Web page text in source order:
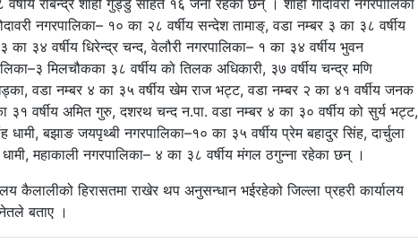
वर्षीय रबिन्द्र शाही गुड्डु सहित १६ जना रहेका छन् । शाही गोदावरी नगरपालिका
नगरपालिका– १० का २८ वर्षीय सन्देश तामाङ्, वडा नम्बर ३ का ३८ वर्षीय
३४ वर्षीय धिरेन्द्र चन्द, वेलौरी नगरपालिका– १ का ३४ वर्षीय भुवन
मिलचौकका ३८ वर्षीय को तिलक अधिकारी, ३७ वर्षीय चन्द्र मणि
वडा नम्बर ४ का ३५ वर्षीय खेम राज भट्ट, वडा नम्बर २ का ४१ वर्षीय जनक
३१ वर्षीय अमित गुरु, दशरथ चन्द न.पा. वडा नम्बर ४ का ३० वर्षीय को सुर्य भट्ट,
धामी, बझाङ जयपृथ्बी नगरपालिका–१० का ३५ वर्षीय प्रेम बहादुर सिंह, दार्चुला
महाकाली नगरपालिका– ४ का ३८ वर्षीय मंगल ठगुन्ना रहेका छन् ।
कैलालीको हिरासतमा राखेर थप अनुसन्धान भईरहेको जिल्ला प्रहरी कार्यालय
बताए ।